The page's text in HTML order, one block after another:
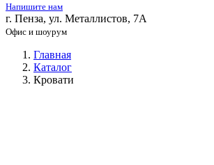
Напишите нам
г. Пенза, ул. Металлистов, 7А
Офис и шоурум
Главная
Каталог
Кровати